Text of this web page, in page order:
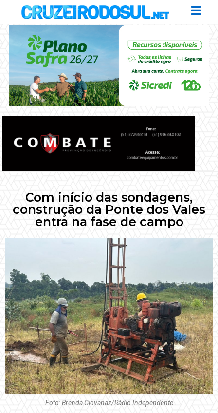
Com início das sondagens,
construção da Ponte dos Vales
entra na fase de campo
Foto: Brenda Giovanaz/Rádio Independente